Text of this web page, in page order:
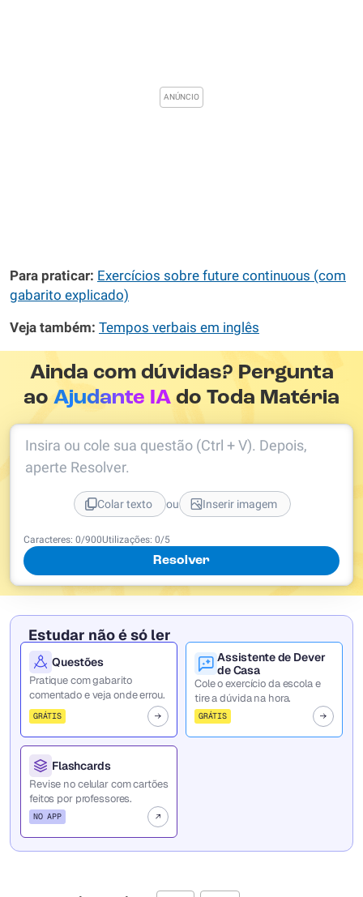
Para praticar: Exercícios sobre future continuous (com
gabarito explicado)
Veja também: Tempos verbais em inglês
Ainda com dúvidas? Pergunta
aoAjudante IA do Toda Matéria
Caracteres: 0/900Utilizações: 0/5
Resolver
Insira ou cole sua questão (Ctrl + V). Depois,
aperte Resolver.
Colar texto ou Inserir imagem
Estudar não é só ler
Questões
Pratique com gabarito
comentado e veja onde errou.
GRÁTIS
Assistente de Dever
de Casa
Cole o exercício da escola e
tire a dúvida na hora.
GRÁTIS
Flashcards
Revise no celular com cartões
feitos por professores.
NO APP